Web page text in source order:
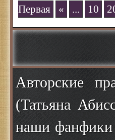
Первая « ... 10
Авторские
(Татьяна
наши фанфики